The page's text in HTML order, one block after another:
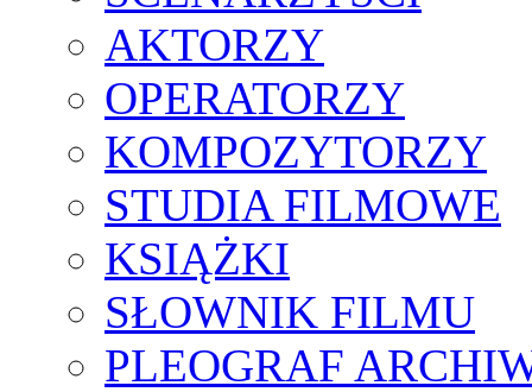
AKTORZY
OPERATORZY
KOMPOZYTORZY
STUDIA FILMOWE
KSIĄŻKI
SŁOWNIK FILMU
PLEOGRAF